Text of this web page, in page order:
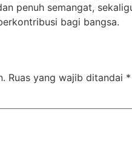
penuh semangat,
bagi bangsa.
Ruas yang wajib ditandai *